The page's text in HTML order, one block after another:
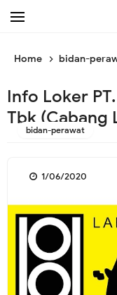
/*
Home bidan-
Info Loker
Tbk (Cabang
bidan-perawat
1/06/2020